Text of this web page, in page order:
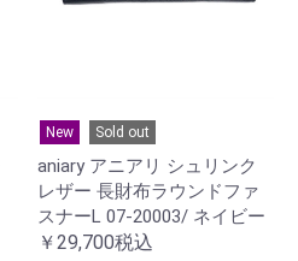
New Sold out
aniary アニアリ シュリンク
レザー 長財布ラウンドファ
スナーL 07-20003/ ネイビー
￥29,700税込